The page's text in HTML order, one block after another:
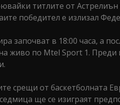
титлите от
победител е излизал
започват в 18:00 часа, а
живо по Mtel Sport 1.
срещи от баскетболната
ще се изиграят